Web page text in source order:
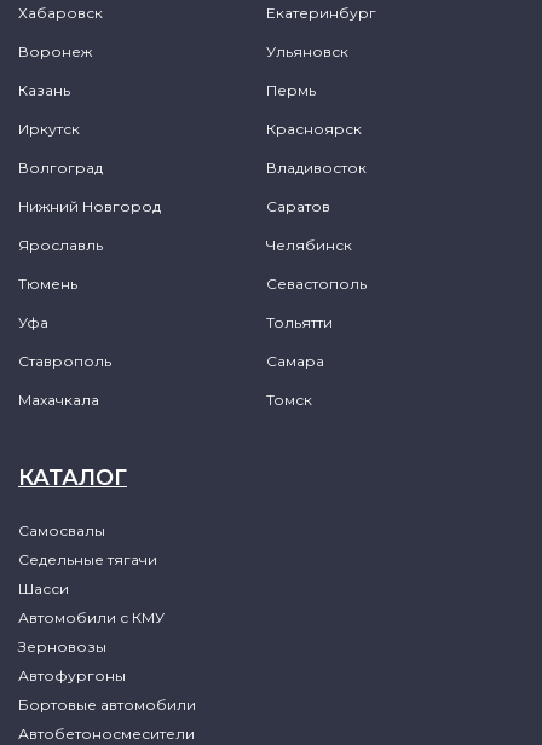
Хабаровск Екатеринбург
Воронеж Ульяновск
Казань Пермь
Иркутск Красноярск
Волгоград Владивосток
Нижний Новгород Саратов
Ярославль Челябинск
Тюмень Севастополь
Уфа Тольятти
Ставрополь Самара
Махачкала Томск
КАТАЛОГ
Самосвалы
Седельные тягачи
Шасси
Автомобили с КМУ
Зерновозы
Автофургоны
Бортовые автомобили
Автобетоносмесители